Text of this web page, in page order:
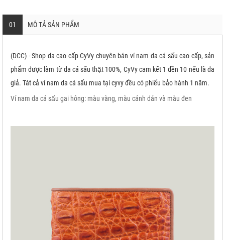
01 MÔ TẢ SẢN PHẨM
(DCC) - Shop da cao cấp CyVy chuyên bán ví nam da cá sấu cao cấp, sản
phẩm được làm từ da cá sấu thật 100%, CyVy cam kết 1 đền 10 nếu là da
giả. Tát cả ví nam da cá sấu mua tại cyvy đều có phiếu bảo hành 1 năm.
Ví nam da cá sấu gai hông: màu vàng, màu cánh dán và màu đen